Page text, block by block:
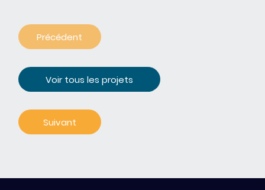
Précédent
Voir tous les projets